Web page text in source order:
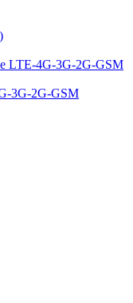
LTE-4G-3G-2G-GSM
3G-2G-GSM